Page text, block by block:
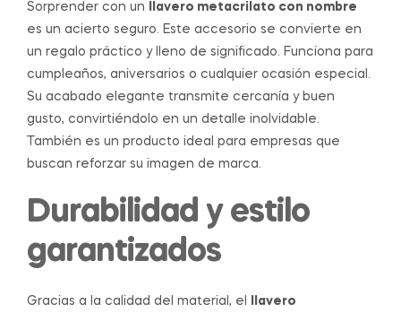
Sorprender con un llavero metacrilato con nombre
es un acierto seguro. Este accesorio se convierte en
un regalo práctico y lleno de significado. Funciona para
cumpleaños, aniversarios o cualquier ocasión especial.
Su acabado elegante transmite cercanía y buen
gusto, convirtiéndolo en un detalle inolvidable.
También es un producto ideal para empresas que
buscan reforzar su imagen de marca.
Durabilidad y estilo
garantizados
Gracias a la calidad del material, el llavero